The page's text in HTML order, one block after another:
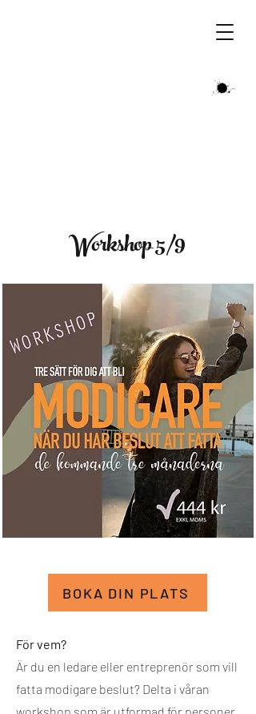
Workshop 5/9
BOKA DIN PLATS
För vem?
Är du en ledare eller entreprenör som vill
fatta modigare beslut? Delta i våran